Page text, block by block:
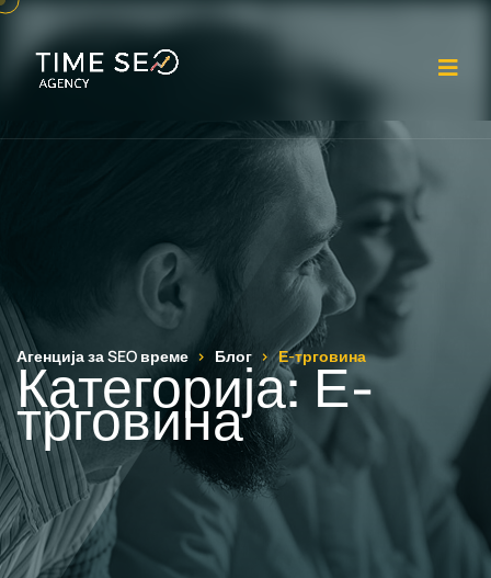
Агенција за SEO време Блог Е-трговина
Категорија: Е-
трговина